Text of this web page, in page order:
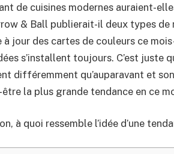
de cuisines modernes auraient-
& Ball publierait-il deux types
à jour des cartes de couleurs ce
s’installent toujours. C’est juste
différemment qu’auparavant et
la plus grande tendance en ce
à quoi ressemble l’idée d’une